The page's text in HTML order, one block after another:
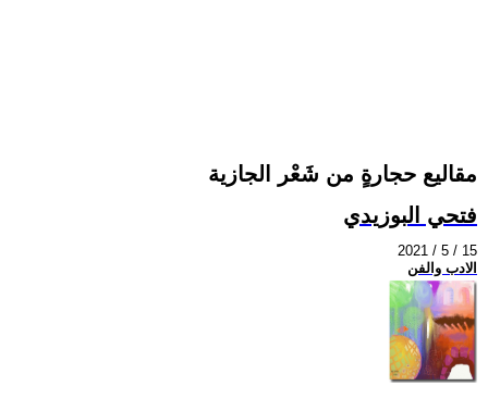
مقاليع حجارةٍ من شَعْر الجازية
فتحي البوزيدي
2021 / 5 / 15
الادب والفن